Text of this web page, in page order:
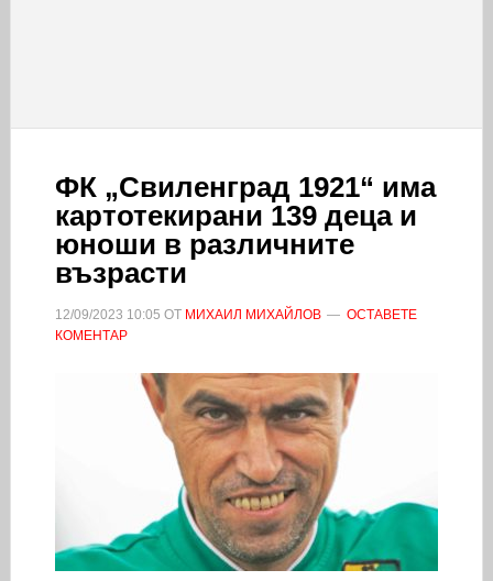
ФК „Свиленград 1921“ има
картотекирани 139 деца и
юноши в различните
възрасти
12/09/2023 10:05 ОТ МИХАИЛ МИХАЙЛОВ
ОСТАВЕТЕ
КОМЕНТАР